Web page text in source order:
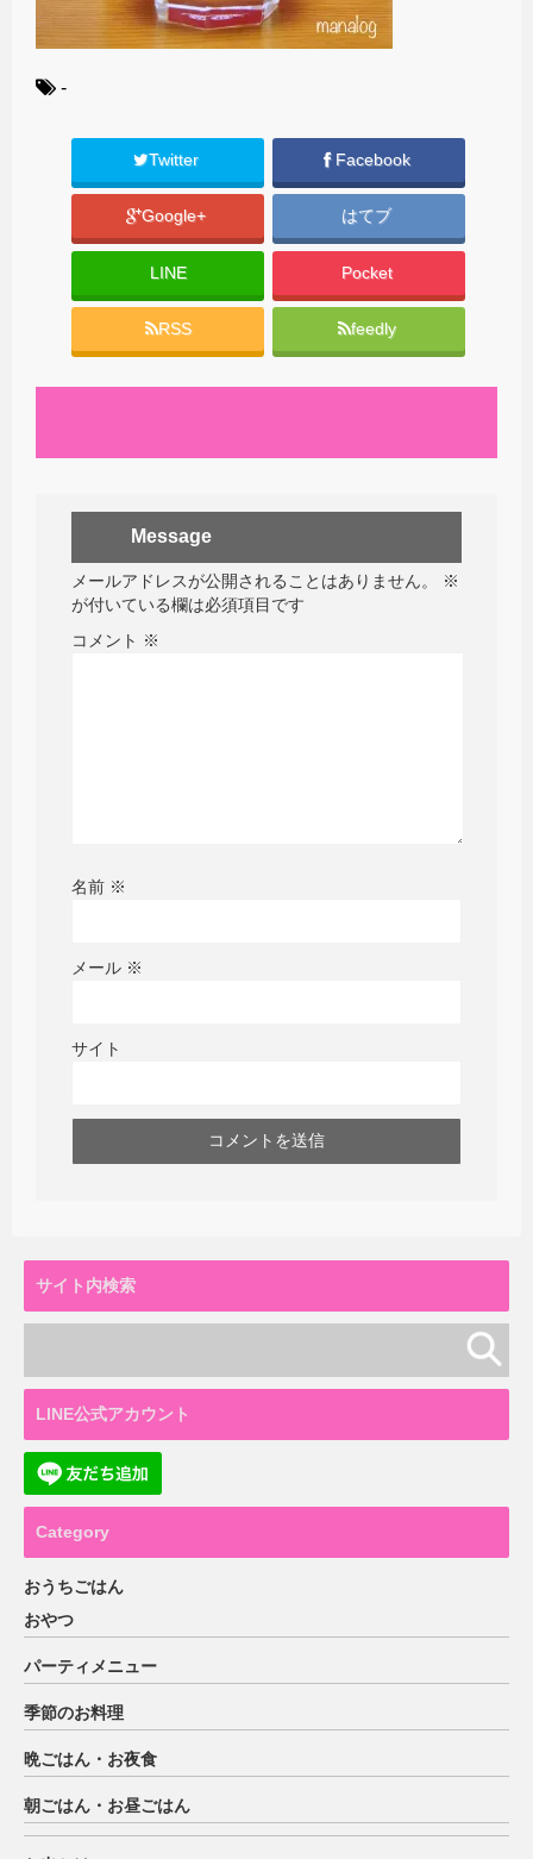
-
Twitter Facebook
Google+ はてブ
LINE Pocket
RSS feedly
Message
メールアドレスが公開されることはありません。
※
が付いている欄は必須項目です
コメント ※
名前 ※
メール ※
サイト
サイト内検索
LINE公式アカウント
Category
おうちごはん
おやつ
パーティメニュー
季節のお料理
晩ごはん・お夜食
朝ごはん・お昼ごはん